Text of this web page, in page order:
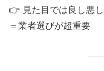
👉 見た目では良し悪
＝業者選びが超重要